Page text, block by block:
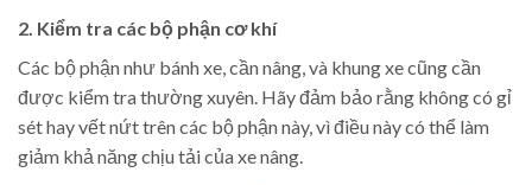
2. Kiểm tra các bộ phận cơ khí
Các bộ phận như bánh xe, cần nâng, và khung xe cũng cần
được kiểm tra thường xuyên. Hãy đảm bảo rằng không có gỉ
sét hay vết nứt trên các bộ phận này, vì điều này có thể làm
giảm khả năng chịu tải của xe nâng.